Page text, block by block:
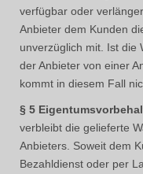
verfügbar oder
Anbieter dem Kunden
unverzüglich mit. Ist die
der Anbieter von einer
kommt in diesem Fall
§ 5
verbleibt die gelieferte
Anbieters. Soweit dem
Bezahldienst oder per